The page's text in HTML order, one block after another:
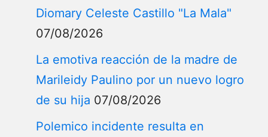
Diomary Celeste Castillo "La Mala"
07/08/2026
La emotiva reacción de la madre de
Marileidy Paulino por un nuevo logro
de su hija 07/08/2026
Polemico incidente resulta en